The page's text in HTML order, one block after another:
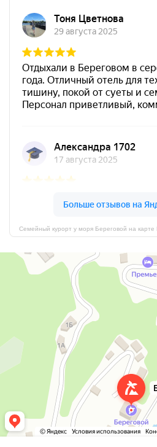
Семейный курорт у моря Береговой
Дом отдыха в Республике Крым